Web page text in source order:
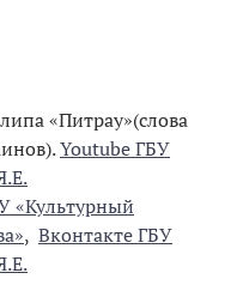
«Питрау»(слова
Youtube ГБУ
«Культурный
, Вконтакте ГБУ